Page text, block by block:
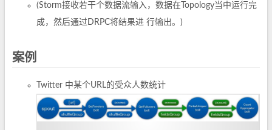
(Storm接收若干个数据流输入，数据在Topology当中运行完
成，然后通过DRPC将结果进 行输出。)
案例
Twitter 中某个URL的受众人数统计